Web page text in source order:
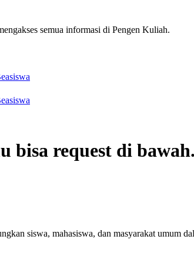
semua informasi di Pengen Kuliah.
bisa request di bawah.
siswa, mahasiswa, dan masyarakat umum